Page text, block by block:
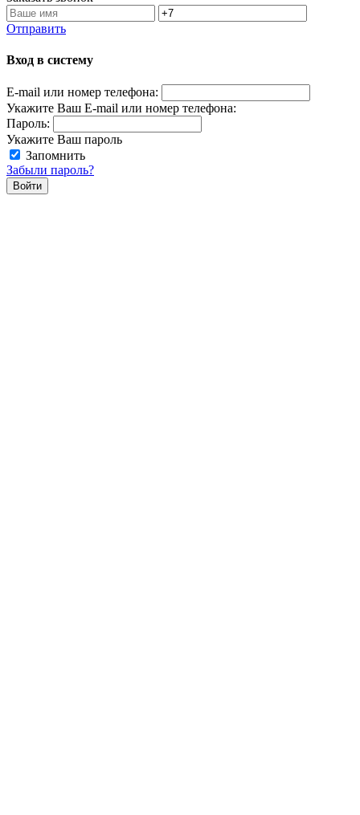
Отправить
Вход в систему
E-mail или номер телефона:
Укажите Ваш E-mail или номер телефона:
Пароль:
Укажите Ваш пароль
Запомнить
Забыли пароль?